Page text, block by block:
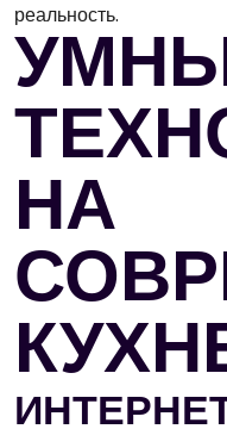
реальность.
НА